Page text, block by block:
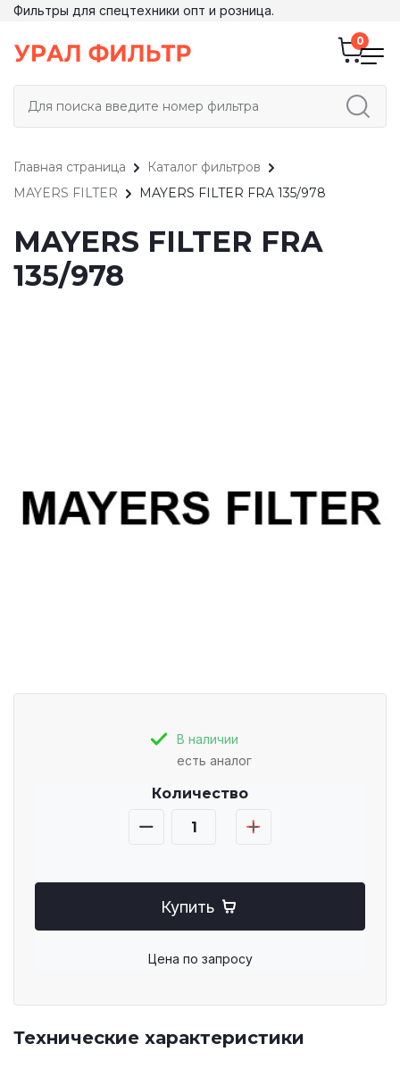
Фильтры для спецтехники опт и розница.
Главная страница
Каталог фильтров
MAYERS FILTER
MAYERS FILTER FRA 135/978
MAYERS FILTER FRA
135/978
В наличии
есть аналог
Количество
Купить
Цена по запросу
Технические характеристики